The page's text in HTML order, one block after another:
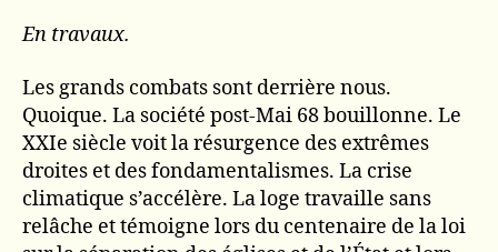
En travaux.
Les grands combats sont derrière nous.
Quoique. La société post-Mai 68 bouillonne. Le
XXIe siècle voit la résurgence des extrêmes
droites et des fondamentalismes. La crise
climatique s’accélère. La loge travaille sans
relâche et témoigne lors du centenaire de la loi